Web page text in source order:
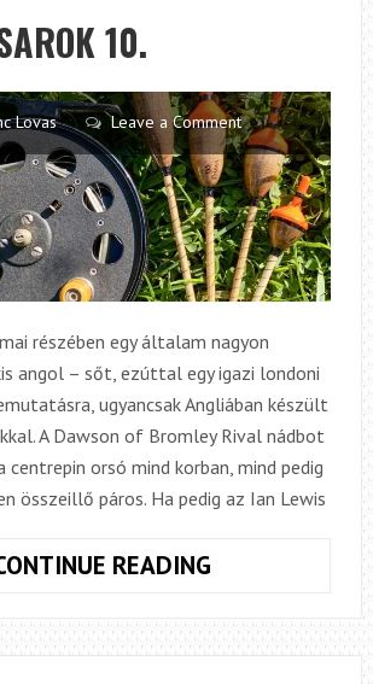
10.
Lovas Leave a Comment
részében egy általam nagyon
angol – sőt, ezúttal egy igazi londoni
ugyancsak Angliában készült
A Dawson of Bromley Rival nádbot
centrepin orsó mind korban, mind pedig
összeillő páros. Ha pedig az Ian Lewis
READING